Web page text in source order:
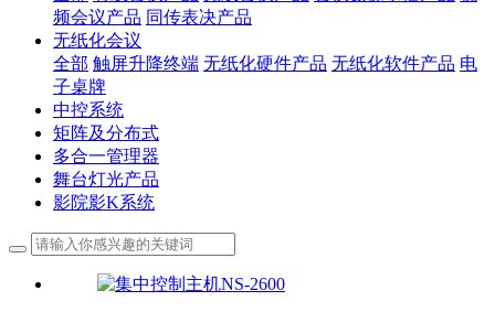
频会议产品 同传表决产品
无纸化会议
全部 触屏升降终端 无纸化硬件产品 无纸化软件产品 电
子桌牌
中控系统
矩阵及分布式
多合一管理器
舞台灯光产品
影院影K系统